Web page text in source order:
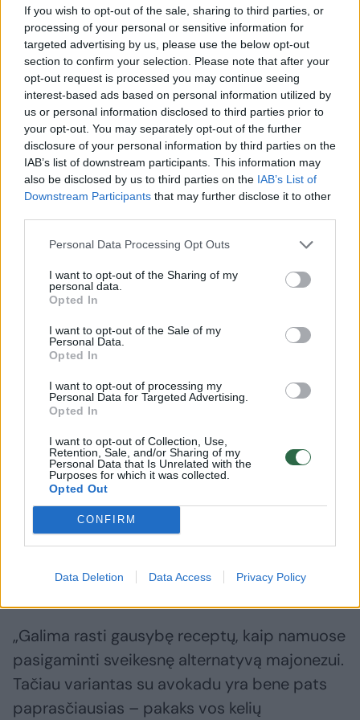
If you wish to opt-out of the sale, sharing to third parties, or
processing of your personal or sensitive information for
targeted advertising by us, please use the below opt-out
section to confirm your selection. Please note that after your
opt-out request is processed you may continue seeing
interest-based ads based on personal information utilized by
us or personal information disclosed to third parties prior to
your opt-out. You may separately opt-out of the further
disclosure of your personal information by third parties on the
IAB’s list of downstream participants. This information may
also be disclosed by us to third parties on the IAB’s List of
Downstream Participants that may further disclose it to other
Personal Data Processing Opt Outs
I want to opt-out of the Sharing of my
personal data.
Opted In
I want to opt-out of the Sale of my
Personal Data.
Opted In
I want to opt-out of processing my
Personal Data for Targeted Advertising.
Opted In
I want to opt-out of Collection, Use,
Retention, Sale, and/or Sharing of my
Personal Data that Is Unrelated with the
Purposes for which it was collected.
Opted Out
CONFIRM
Data Deletion Data Access Privacy Policy
„Tarp priežasčių reikėtų įvardinti ir gerą
avokado skonį bei itin platų jo vartojimą
virtuvėje. Jis paprasčiausiai gali būti sveikas
ir gardus užkandis, virsti maistingais
pusryčiais prie kiaušinio ar ant skrebučio
riekės, tapti svarbiausiu ingredientu
gardžiose salotose, skania gvakamolės
užtepėle prie užkandžių. Iš jo per kelias
minutes galima pasigaminti netgi desertą –
medaus ir pieno ar augalinio gėrimo“, – apie
plačias galimybes mėgautis avokadu
pasakoja šefai.
Nors daugelis jau atradę didelę patiekalų su
avokadu įvairovę, dar ne visi žino, kad juo
galima pakeisti net ir... majonezą. Paprastai
per žiemos šventes jo suvartojama daugiau
nei įprastai, tad sausio mėnesį verta
majonezą pakeisti kai kuo gerokai sveikesniu.
Taip net ir tokiu maistu kaip pikantiškos
sąžinės graužimo.
„Galima rasti gausybę receptų, kaip namuose
pasigaminti sveikesnę alternatyvą majonezui.
Tačiau variantas su avokadu yra bene pats
paprasčiausias – pakaks vos kelių